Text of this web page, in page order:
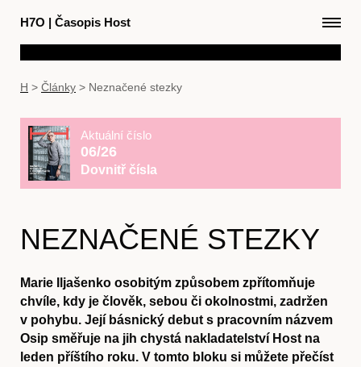
H7O | Časopis Host
H > Články > Neznačené stezky
Aktuální číslo
06/26
Dovnitř čísla
NEZNAČENÉ STEZKY
Marie Iljašenko osobitým způsobem zpřítomňuje
chvíle, kdy je člověk, sebou či okolnostmi, zadržen
v pohybu. Její básnický debut s pracovním názvem
Osip směřuje na jih chystá nakladatelství Host na
leden příštího roku. V tomto bloku si můžete přečíst